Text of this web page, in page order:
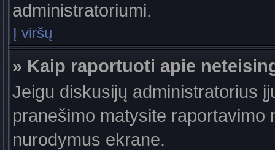
administratoriumi.
Į viršų
» Kaip raportuoti apie
Jeigu diskusijų administratorius
pranešimo matysite
nurodymus ekrane.